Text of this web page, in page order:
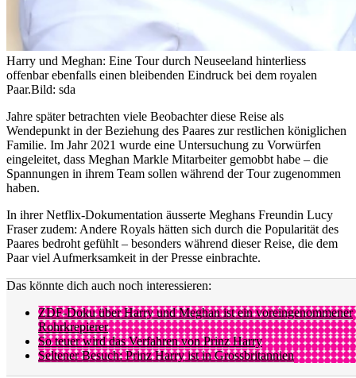
Harry und Meghan: Eine Tour durch Neuseeland hinterliess
offenbar ebenfalls einen bleibenden Eindruck bei dem royalen
Paar.Bild: sda
Jahre später betrachten viele Beobachter diese Reise als
Wendepunkt in der Beziehung des Paares zur restlichen königlichen
Familie. Im Jahr 2021 wurde eine Untersuchung zu Vorwürfen
eingeleitet, dass Meghan Markle Mitarbeiter gemobbt habe – die
Spannungen in ihrem Team sollen während der Tour zugenommen
haben.
In ihrer Netflix-Dokumentation äusserte Meghans Freundin Lucy
Fraser zudem: Andere Royals hätten sich durch die Popularität des
Paares bedroht gefühlt – besonders während dieser Reise, die dem
Paar viel Aufmerksamkeit in der Presse einbrachte.
Das könnte dich auch noch interessieren:
ZDF-Doku über Harry und Meghan ist ein voreingenommener
Rohrkrepierer
So teuer wird das Verfahren von Prinz Harry
Seltener Besuch: Prinz Harry ist in Grossbritannien